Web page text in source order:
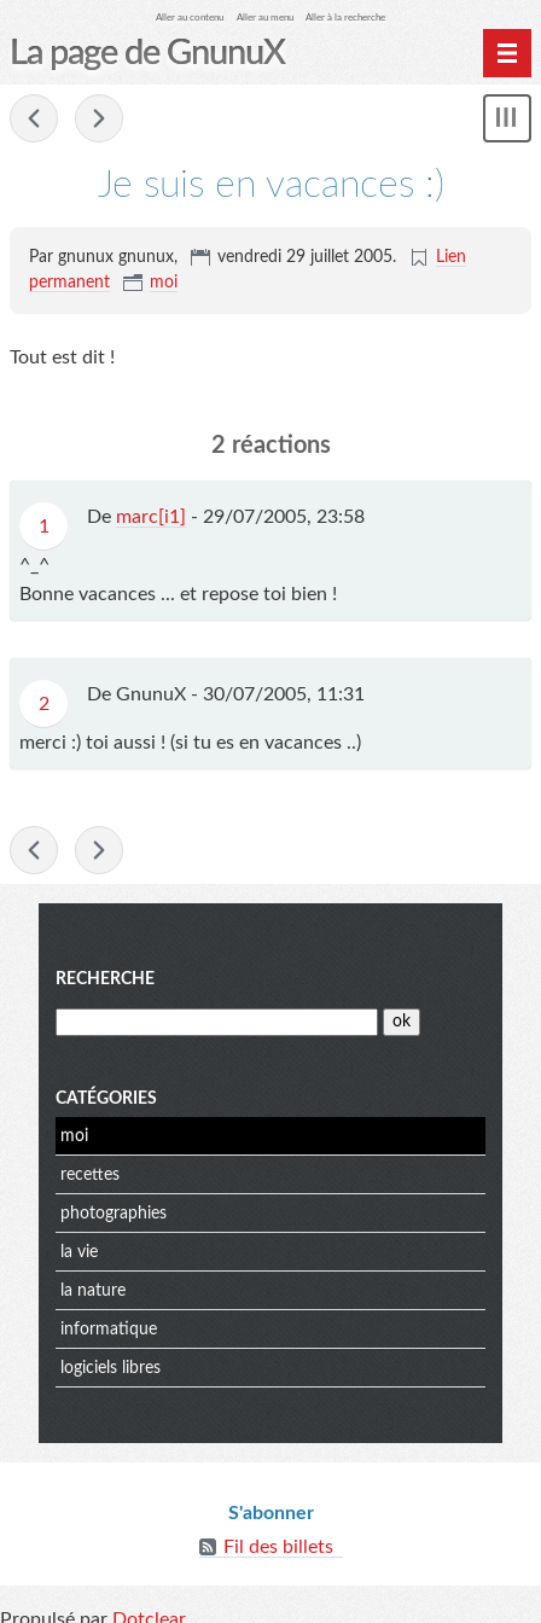
Aller au contenu Aller au menu Aller à la recherche
La page de GnunuX
Je suis en vacances :)
Par gnunux gnunux, vendredi 29 juillet 2005.
Lien
permanent
moi
Tout est dit !
2 réactions
1 De marc[i1] - 29/07/2005, 23:58
^_^
Bonne vacances ... et repose toi bien !
2 De GnunuX - 30/07/2005, 11:31
merci :) toi aussi ! (si tu es en vacances ..)
Menu
RECHERCHE
CATÉGORIES
moi
recettes
photographies
la vie
la nature
informatique
logiciels libres
Menu
extra
Informations
S'abonner
Fil des billets